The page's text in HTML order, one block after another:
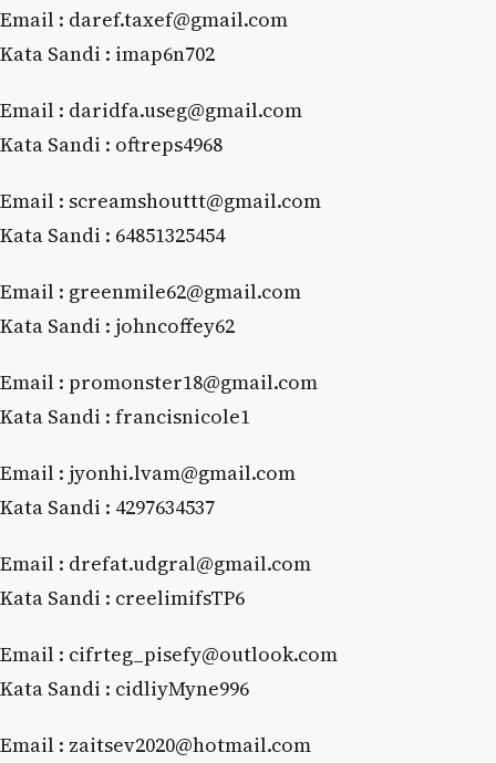
Email : daref.taxef@gmail.com
Kata Sandi : imap6n702
Email : daridfa.useg@gmail.com
Kata Sandi : oftreps4968
Email : screamshouttt@gmail.com
Kata Sandi : 64851325454
Email : greenmile62@gmail.com
Kata Sandi : johncoffey62
Email : promonster18@gmail.com
Kata Sandi : francisnicole1
Email : jyonhi.lvam@gmail.com
Kata Sandi : 4297634537
Email : drefat.udgral@gmail.com
Kata Sandi : creelimifsTP6
Email : cifrteg_pisefy@outlook.com
Kata Sandi : cidliyMyne996
Email : zaitsev2020@hotmail.com